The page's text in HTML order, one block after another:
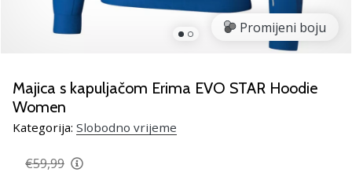
Pronađite
savršen
odbojku!
Pogledajte
naš
vodič
odaberite
Promijeni boju
Majica s kapuljačom Erima EVO STAR Hoodie
Women
Kategorija: Slobodno vrijeme
€59,99